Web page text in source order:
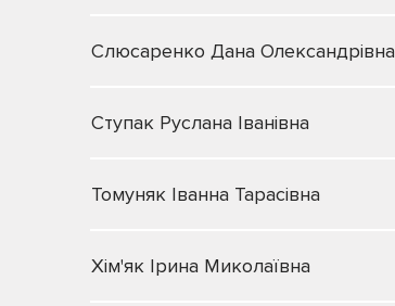
Слюсаренко Дана Олександрівна
Ступак Руслана Іванівна
Томуняк Іванна Тарасівна
Хім'як Ірина Миколаївна